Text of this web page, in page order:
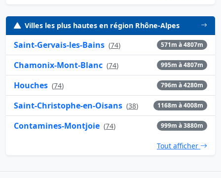
Villes les plus hautes en région Rhône-Alpes
Saint-Gervais-les-Bains (74) 571m à 4807m
Chamonix-Mont-Blanc (74) 995m à 4807m
Houches (74) 796m à 4280m
Saint-Christophe-en-Oisans (38) 1168m à 4008m
Contamines-Montjoie (74) 999m à 3880m
Tout afficher